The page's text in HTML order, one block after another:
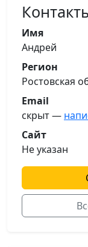
Имя
Андрей
Регион
Ростовская
Email
скрыт —
Сайт
Не указан